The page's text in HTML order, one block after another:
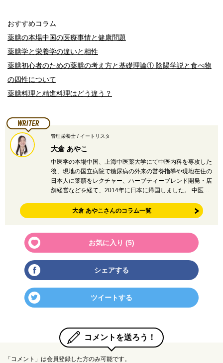
おすすめコラム
薬膳の本場中国の医療事情と健康問題
薬膳学と栄養学の違いと相性
薬膳初心者のための薬膳の考え方と基礎理論① 陰陽学説と食べ物
の四性について
薬膳料理と精進料理はどう違う？
WRITER
管理栄養士 / イートリスタ
大倉 あやこ
中医学の本場中国、上海中医薬大学にて中医内科を専攻した
後、現地の国立病院で糖尿病の外来の営養指導や現地在住の
日本人に薬膳をレクチャー、ハーブティーブレンド開発・店
舗経営などを経て、2014年に日本に帰国しました。 中医…
大倉 あやこさんのコラム一覧
お気に入り (5)
シェアする
ツイートする
コメントを送ろう！
「コメント」は会員登録した方のみ可能です。